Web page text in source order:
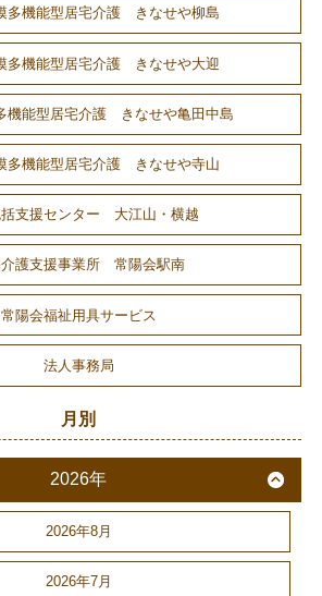
多機能型居宅介護 きなせや柳島
多機能型居宅介護 きなせや大迎
機能型居宅介護 きなせや亀田中島
多機能型居宅介護 きなせや寺山
支援センター 大江山・横越
介護支援事業所 常陽会駅南
常陽会福祉用具サービス
法人事務局
月別
2026年
2026年8月
2026年7月